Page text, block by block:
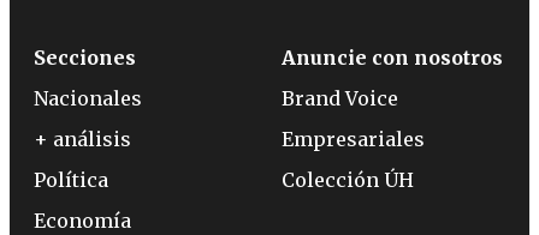
Secciones
Nacionales
+ análisis
Política
Economía
Anuncie con nosotros
Brand Voice
Empresariales
Colección ÚH